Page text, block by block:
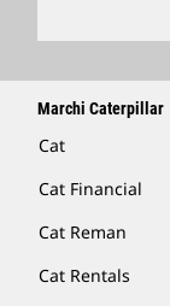
Marchi Caterpillar
Cat
Cat Financial
Cat Reman
Cat Rentals